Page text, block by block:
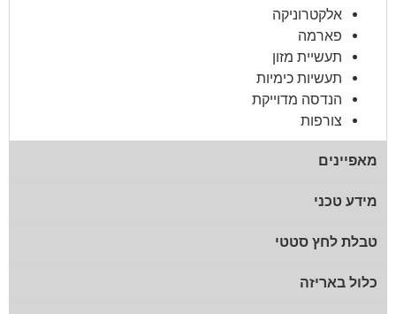
אלקטרוניקה
פארמה
תעשיית מזון
תעשיות כימיות
הנדסה מדוייקת
צורפות
מאפיינים
מידע טכני
טבלת לחץ סטטי
כלול באריזה